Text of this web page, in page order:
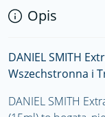
Opis
DANIEL SMITH
Wszechstronna i
DANIEL SMITH